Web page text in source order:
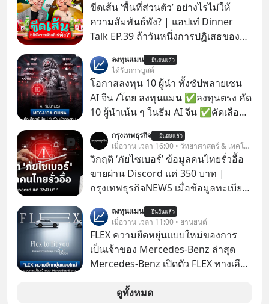
ขีดเส้น ‘พื้นที่ส่วนตัว’ อย่างไรไม่ให้
ความสัมพันธ์พัง? | แอปเท๋ Dinner
Talk EP.39 ถ้าวันหนึ่งการปฏิเสธของ
ตั้งกำแพงใส่และมองว่าเราเห็นแก่ตัวทั้ง
ที่เราเองก็ไม่เคยปฏิเสธใครอย่างนี้มา
ก่อน แต่พอตั้งใจจะ ‘สร้างขอบเขต’ เพื่อ
ตัวเองดูสักครั้ง กลับทำให้เกิดรอยร้าว
ในความสัมพันธ์เสียอย่างนั้น โดยราย
การแอปเท๋ Dinner Talk ในวันนี้โฮสต์
ทั้ง 2 ท่าน แทป-รวิศ หาญอุตสาหะ และ
เอ๋ นิ้วกลม-สราวุธ เฮ้งสวัสดิ์ จะพาทุก
คนไปสำรวจวิธีสร้างขอบเขตเพื่อรักษา
ใจของตัวเองและรักษาความสัมพันธ์
ของคนรอบข้างไปพร้อมกัน
#boundary #selfdevelopment #แอป
เท๋dinnertalk
#missiontothemoonpodcast
ลงทุนแมน ยืนยันแล้ว
ได้รับการบูสต์
โอกาสลงทุน 10 ผู้นำ ทั้งซัปพลายเชน
AI จีน /โดย ลงทุนแมน ✅ลงทุนตรง คัด
10 ผู้นำเน้น ๆ ในธีม AI จีน ✅คัดเลือก
เจ้าของผู้นำ AI จีน ตั้งแต่โรงงานผลิตชิป
หน่วยความจำ โมเดล AI ยันหุ่นยนต์
✅ได้การรับยกเว้นภาษี Capital Gain
ตามกฎหมายภาษีของประเทศไทย
กรุงเทพธุรกิจ ยืนยันแล้ว
เมื่อวาน เวลา 16:00 • วิทยาศาสตร์ & เทคโนโลยี
วิกฤติ ‘ภัยไซเบอร์’ ข้อมูลคนไทยรั่วอื้อ
ขายผ่าน Discord แค่ 350 บาท |
กรุงเทพธุรกิจNEWS เมื่อข้อมูลทะเบียน
ในมือมิจฉาชีพ และถูกขายในตลาดมืด
ด้วยราคา 350 บาท รัฐบาลทำยังไงต่อ?
ลงทุนแมน ยืนยันแล้ว
เมื่อวาน เวลา 11:00 • ยานยนต์
FLEX ความยืดหยุ่นแบบใหม่ของการ
เป็นเจ้าของ Mercedes-Benz ล่าสุด
Mercedes-Benz เปิดตัว FLEX ทางเลือก
“Flex to Fit You ยืดได้ตามสไตล์คุณ
ดูทั้งหมด